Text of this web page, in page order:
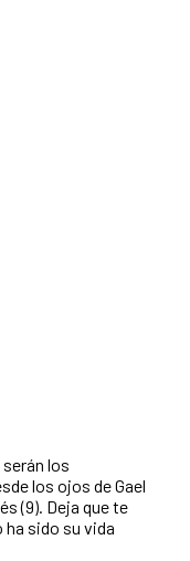
los
los ojos de Gael
(9). Deja que te
sido su vida